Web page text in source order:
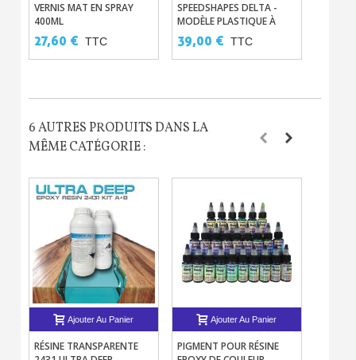
VERNIS MAT EN SPRAY
400ML
27,60 € TTC
SPEEDSHAPES DELTA -
MODÈLE PLASTIQUE À
PEINDRE NOIR OU BLANC
39,00 € TTC
6 AUTRES PRODUITS DANS LA
MÊME CATÉGORIE :
Ajouter Au Panier
RÉSINE TRANSPARENTE
Ajouter Au Panier
PIGMENT POUR RÉSINE